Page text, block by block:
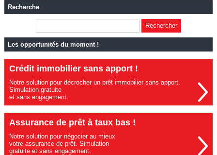
Recherche
Les opportunités du moment !
Crédit immobilier sans apport !
Notre solution pour décrocher un prêt immobilier sans apport.
Simulation gratuite
et sans engagement.
Assurance de prêt à taux bas !
Notre solution pour négocier au mieux
votre assurance de prêt. Simulation
gratuite et sans engagement.